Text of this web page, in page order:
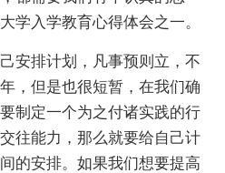
学入学教育心得体会之一。
安排计划，凡事预则立，不
，但是也很短暂，在我们确
制定一个为之付诸实践的行
往能力，那么就要给自己计
的安排。如果我们想要提高